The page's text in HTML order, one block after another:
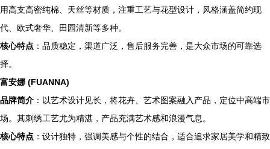
用高支高密纯棉、天丝等材质，注重工艺与花型设计，风格涵盖简约现
代、欧式奢华、田园清新等多种。
核心特点 ：品质稳定，渠道广泛，售后服务完善，是大众市场的可靠选
择。
富安娜 (FUANNA)
品牌简介 ：以艺术设计见长，将花卉、艺术图案融入产品，定位中高端市
场。其刺绣工艺尤为精湛，产品充满艺术感和浪漫气息。
核心特点 ：设计独特，强调美感与个性的结合，适合追求家居美学和精致